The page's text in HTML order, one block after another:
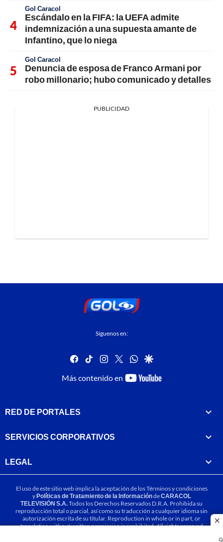
Gol Caracol
Escándalo en la FIFA: la UEFA admite
indemnización a una supuesta amante de
Infantino, que lo niega
Gol Caracol
Denuncia de esposa de Franco Armani por
robo millonario; hubo comunicado y detalles
PUBLICIDAD
Síguenos en:
facebook
tiktok instagram
twitterwhatsapp
google
Más contenido en
youtube-
RED DE PORTALES
SERVICIOS CORPORATIVOS
LEGAL
El uso de este sitio web implica la aceptación de losTérminos y condiciones
yPolíticas de Tratamiento de la InformacióndeCARACOL
TELEVISIÓN S.A.Todos los Derechos Reservados D.R.A. Prohibida su
reproducción total o parcial, así como su traducción a cualquier idioma sin
autorización escrita de su titular. Reproduction in whole or in part, or
translation without written permission is prohibited. All rights reserved